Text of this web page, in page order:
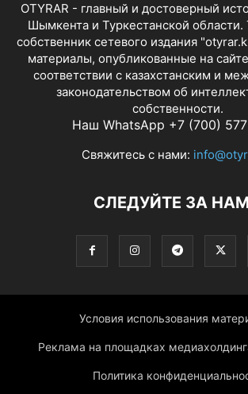
OTYRAR - главный и достоверный
Шымкента и Туркестанской
собственник сетевого издания
материалы, опубликованные на
соответствии с казахстанским и
законодательством об
собственности.
Наш WhatsApp +7 (700)
Свяжитесь с нами:
СЛЕДУЙТЕ ЗА
Условия использования
Реклама на площадках
Политика